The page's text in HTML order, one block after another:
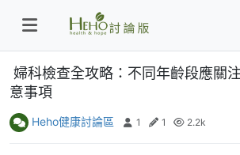
婦科檢查全攻略：不同年齡段應關
意事項
Heho健康討論區 1 1 2.2k